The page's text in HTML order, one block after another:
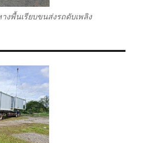
งพื้นเรียบขนส่งรถดับเพลิง